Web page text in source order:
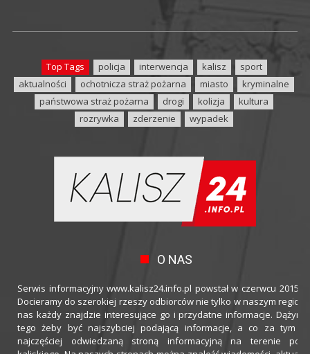
Top Tags policja interwencja kalisz
sport
aktualności
ochotnicza straż pożarna miasto
kryminalne
państwowa straż pożarna
drogi kolizja
kultura
rozrywka
zderzenie wypadek
O NAS
Serwis informacyjny www.kalisz24.info.pl powstał w czerwcu 2015
Docieramy do szerokiej rzeszy odbiorców nie tylko w naszym
nas każdy znajdzie interesujące go i przydatne informacje.
tego żeby być najszybciej podającą informacje, a co za tym
najczęściej odwiedzaną stroną informacyjną na terenie